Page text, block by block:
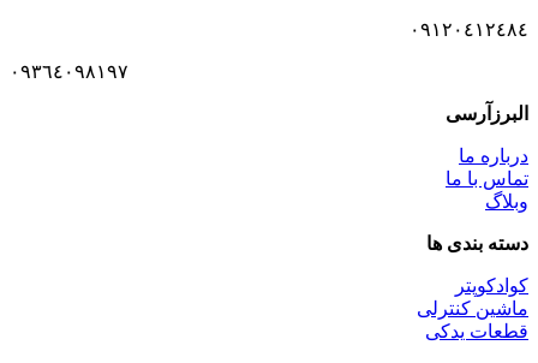
٠٩١٢٠٤١٢٤٨٤
٠٩٣٦٤٠٩٨١٩٧
البرزآرسی
درباره ما
تماس با ما
وبلاگ
دسته بندی ها
کوادکوپتر
ماشین کنترلی
قطعات یدکی